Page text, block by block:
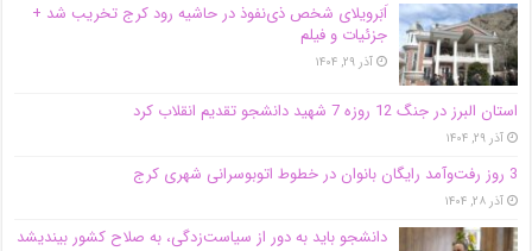
اَبَر‌ویلای شخص ذی‌نفوذ در حاشیه‌ رود کرج تخریب شد +
جزئیات و فیلم
آذر ۲۹, ۱۴۰۴
استان البرز در جنگ 12 روزه 7 شهید دانشجو تقدیم انقلاب کرد
آذر ۲۹, ۱۴۰۴
3 روز رفت‌وآمد رایگان بانوان در خطوط اتوبوسرانی شهری کرج
آذر ۲۸, ۱۴۰۴
دانشجو باید به دور از سیاست‌زدگی، به صلاح کشور بیندیشد